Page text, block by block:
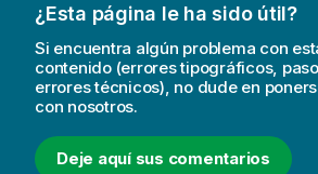
¿Esta página le ha sido útil?
Si encuentra algún problema con
contenido (errores tipográficos,
errores técnicos), no dude en
con nosotros.
Deje aquí sus comentarios